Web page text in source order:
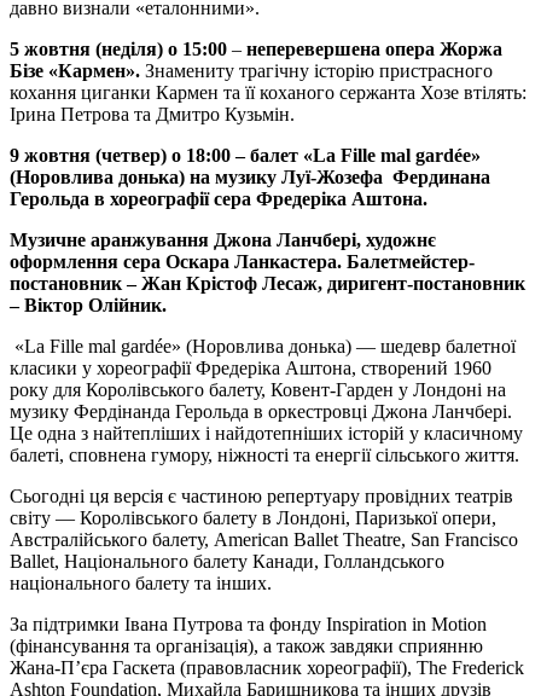
давно визнали «еталонними».
5 жовтня (неділя) о 15:00 – неперевершена опера Жоржа
Бізе «Кармен». Знамениту трагічну історію пристрасного
кохання циганки Кармен та її коханого сержанта Хозе втілять:
Ірина Петрова та Дмитро Кузьмін.
9 жовтня (четвер) о 18:00 – балет «La Fille mal gardée»
(Норовлива донька) на музику Луї-Жозефа Фердинана
Герольда в хореографії сера Фредеріка Аштона.
Музичне аранжування Джона Ланчбері, художнє
оформлення сера Оскара Ланкастера. Балетмейстер-
постановник – Жан Крістоф Лесаж, диригент-постановник
– Віктор Олійник.
«La Fille mal gardée» (Норовлива донька) — шедевр балетної
класики у хореографії Фредеріка Аштона, створений 1960
року для Королівського балету, Ковент-Гарден у Лондоні на
музику Фердінанда Герольда в оркестровці Джона Ланчбері.
Це одна з найтепліших і найдотепніших історій у класичному
балеті, сповнена гумору, ніжності та енергії сільського життя.
Сьогодні ця версія є частиною репертуару провідних театрів
світу — Королівського балету в Лондоні, Паризької опери,
Австралійського балету, American Ballet Theatre, San Francisco
Ballet, Національного балету Канади, Голландського
національного балету та інших.
За підтримки Івана Путрова та фонду Inspiration in Motion
(фінансування та організація), а також завдяки сприянню
Жана-П’єра Гаскета (правовласник хореографії), The Frederick
Ashton Foundation, Михайла Баришникова та інших друзів